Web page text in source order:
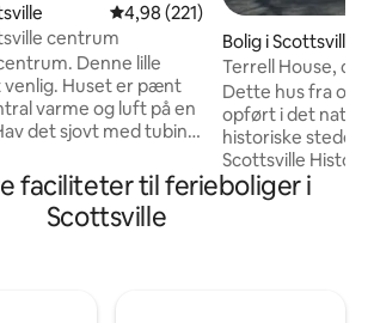
4,98 ud af 5 i gennemsnitlig
4,98 (221)
centrum
Denne lille
er pænt
varme og luft på en
det sjovt med tubing
vandrestier, floden,
Det ligger
fra UVA og Yogaville
Bolig i Scottsville
Terrell House, ca.
Dette hus fra
opført i det
historiske steder
Scottsville
fuldstændig
beliggende i det
faciliteter til ferieboliger i
Scottsville